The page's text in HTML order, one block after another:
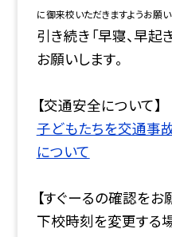
に御来校いただきますようお願い
引き続き「早寝、早起
お願いします。
【交通安全について】
子どもたちを交通事
について
【すぐーるの確認をお
下校時刻を変更する